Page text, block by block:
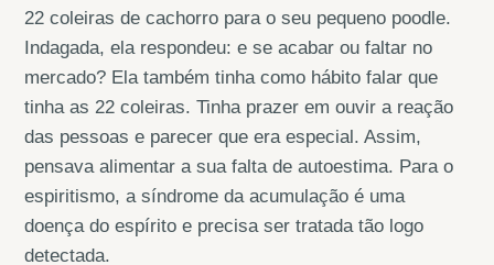
22 coleiras de cachorro para o seu pequeno poodle.
Indagada, ela respondeu: e se acabar ou faltar no
mercado? Ela também tinha como hábito falar que
tinha as 22 coleiras. Tinha prazer em ouvir a reação
das pessoas e parecer que era especial. Assim,
pensava alimentar a sua falta de autoestima. Para o
espiritismo, a síndrome da acumulação é uma
doença do espírito e precisa ser tratada tão logo
detectada.